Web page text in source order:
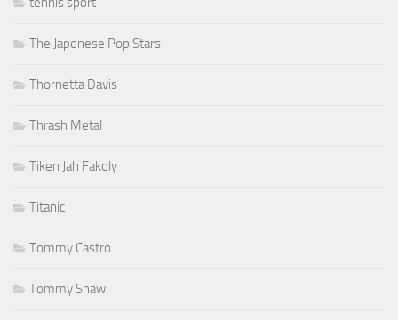
The Japonese Pop Stars
Thornetta Davis
Thrash Metal
Tiken Jah Fakoly
Titanic
Tommy Castro
Tommy Shaw